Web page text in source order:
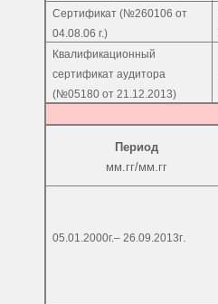
Сертификат (№260106 от
04.08.06 г.)
Квалификационный
сертификат аудитора
(№05180 от 21.12.2013)
Период
мм.гг/мм.гг
05.01.2000г.– 26.09.2013г.